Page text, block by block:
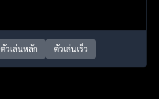
ตัวเล่นหลัก ตัวเล่นเร็ว